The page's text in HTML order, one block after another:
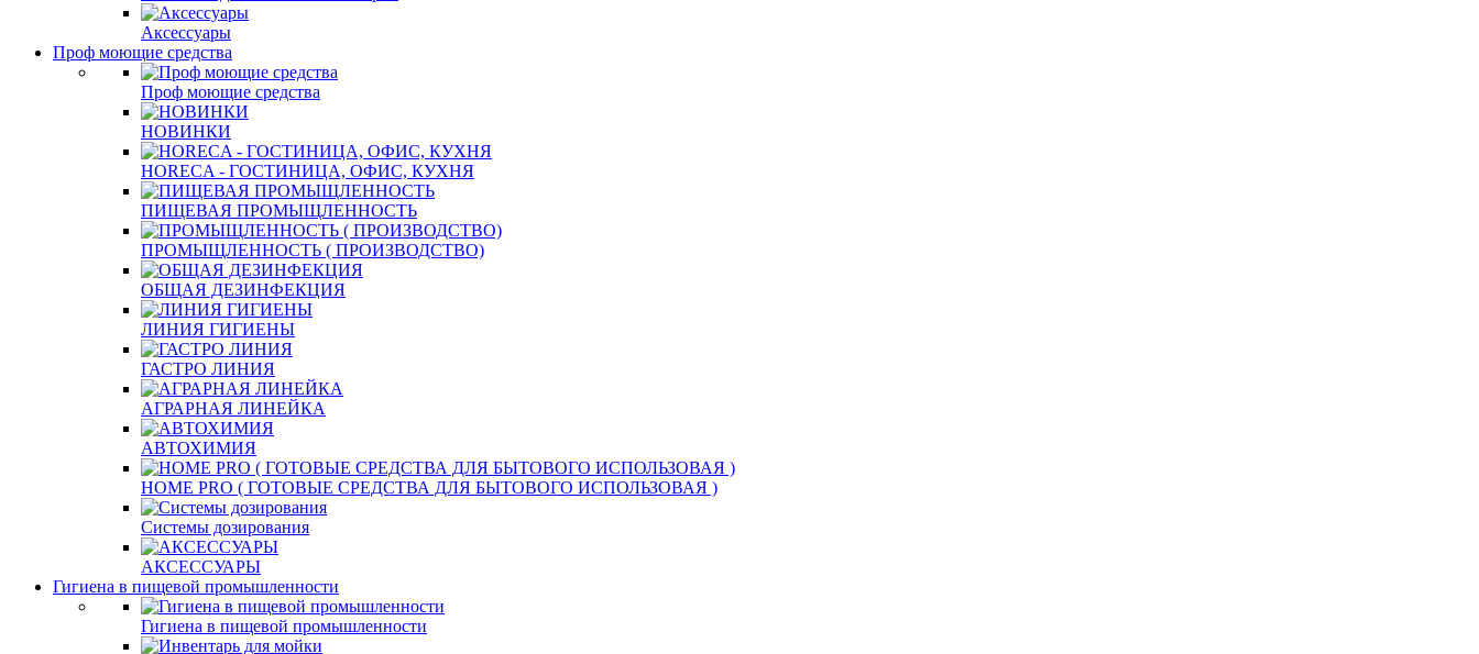
Аксессуары
Проф моющие средства
Проф моющие средства
НОВИНКИ
HORECA - ГОСТИНИЦА, ОФИС, КУХНЯ
ПИЩЕВАЯ ПРОМЫЩЛЕННОСТЬ
ПРОМЫЩЛЕННОСТЬ ( ПРОИЗВОДСТВО)
ОБЩАЯ ДЕЗИНФЕКЦИЯ
ЛИНИЯ ГИГИЕНЫ
ГАСТРО ЛИНИЯ
АГРАРНАЯ ЛИНЕЙКА
АВТОХИМИЯ
HOME PRO ( ГОТОВЫЕ СРЕДСТВА ДЛЯ БЫТОВОГО ИСПОЛЬЗОВАЯ )
Системы дозирования
АКСЕССУАРЫ
Гигиена в пищевой промышленности
Гигиена в пищевой промышленности